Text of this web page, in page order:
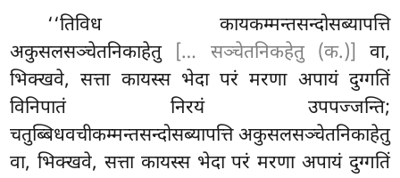
‘‘तिविध कायकम्मन्तसन्दोसब्यापत्ति
अकुसलसञ्चेतनिकाहेतु
[… सञ्चेतनिकहेतु (क.)] वा,
भिक्खवे, सत्ता कायस्स भेदा परं मरणा अपायं दुग्गतिं
विनिपातं निरयं उपपज्जन्ति;
चतुब्बिधवचीकम्मन्तसन्दोसब्यापत्ति अकुसलसञ्चेतनिकाहेतु
वा, भिक्खवे, सत्ता कायस्स भेदा परं मरणा अपायं दुग्गतिं